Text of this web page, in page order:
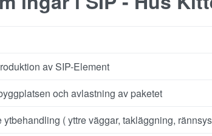
av SIP-Element
och avlastning av paketet
ytbehandling ( yttre väggar, takläggning,